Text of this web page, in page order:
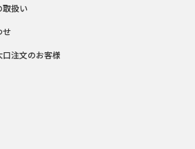
取扱い
せ
注文のお客様